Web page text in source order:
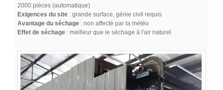
2000 pièces (automatique)
Exigences du site : grande surface, génie civil requis
Avantage du séchage : non affecté par la météo
Effet de séchage : meilleur que le séchage à l'air naturel